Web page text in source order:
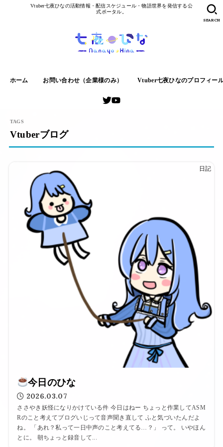
Vtuber七夜ひなの活動情報・配信スケジュール・物語世界を発信する公
式ポータル。
ホーム お問い合わせ（企業様のみ） Vtuber七夜ひなのプロフィー
SEARCH
Vtuberブログ
日記
今日のひな
2026.03.07
ささやき妖怪になりかけている件 今日はねー ちょっと作業してASM
Rのこと考えてブログいじって音声聞き直して ふと気づいたんだよ
ね。 「あれ？私って一日中声のこと考えてる…？」 って。 いやほん
とに。 朝ちょっと録音して...